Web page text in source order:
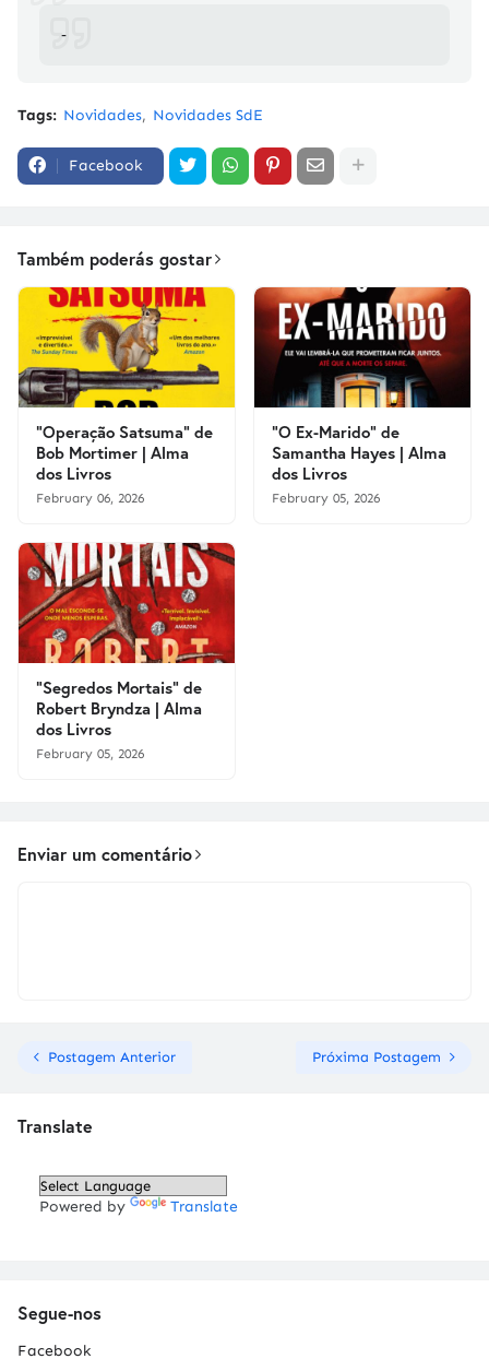
-
Tags: Novidades Novidades SdE
Facebook
Também poderás gostar
"Operação Satsuma" de
Bob Mortimer | Alma
dos Livros
February 06, 2026
"O Ex-Marido" de
Samantha Hayes | Alma
dos Livros
February 05, 2026
"Segredos Mortais" de
Robert Bryndza | Alma
dos Livros
February 05, 2026
Enviar um comentário
Postagem Anterior Próxima Postagem
Translate
Powered by Translate
Segue-nos
Facebook